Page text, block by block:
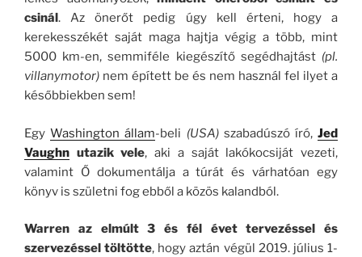
csinál. Az önerőt pedig úgy kell érteni, hogy a
kerekesszékét saját maga hajtja végig a több, mint
5000 km-en, semmiféle kiegészítő segédhajtást (pl.
villanymotor) nem épített be és nem használ fel ilyet a
későbbiekben sem!
EgyWashington állam-beli (USA)szabadúszó író,Jed
Vaughn utazik vele, aki a saját lakókocsiját vezeti,
valamint Ő dokumentálja a túrát és várhatóan egy
könyv is születni fog ebből a közös kalandból.
Warren az elmúlt 3 és fél évet tervezéssel és
szervezéssel töltötte, hogy aztán végül 2019. július 1-